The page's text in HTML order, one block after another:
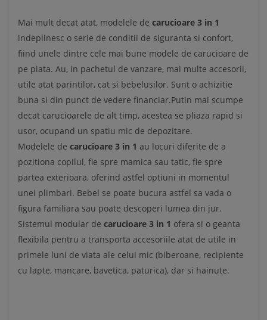
Mai mult decat atat, modelele de carucioare 3 in 1
indeplinesc o serie de conditii de siguranta si confort,
fiind unele dintre cele mai bune modele de carucioare de
pe piata. Au, in pachetul de vanzare, mai multe accesorii,
utile atat parintilor, cat si bebelusilor. Sunt o achizitie
buna si din punct de vedere financiar.Putin mai scumpe
decat carucioarele de alt timp, acestea se pliaza rapid si
usor, ocupand un spatiu mic de depozitare.
Modelele de carucioare 3 in 1 au locuri diferite de a
pozitiona copilul, fie spre mamica sau tatic, fie spre
partea exterioara, oferind astfel optiuni in momentul
unei plimbari. Bebel se poate bucura astfel sa vada o
figura familiara sau poate descoperi lumea din jur.
Sistemul modular de carucioare 3 in 1 ofera si o geanta
flexibila pentru a transporta accesoriile atat de utile in
primele luni de viata ale celui mic (biberoane, recipiente
cu lapte, mancare, bavetica, paturica), dar si hainute.